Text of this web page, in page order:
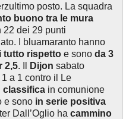
posto. La squadra
buono tra le mura
22 dei 29 punti
I bluamaranto hanno
tutto rispetto e sono da 3
2,5. Il Dijon sabato
a 1 contro il Le
classifica in comunione
e sono in serie positiva
Dall’Oglio ha cammino